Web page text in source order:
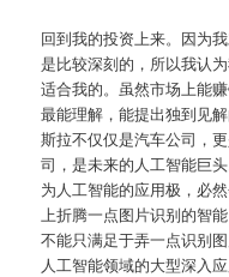
回到我的投资上来。因为
是比较深刻的，所以我认
适合我的。虽然市场上能
最能理解，能提出独到见
斯拉不仅仅是汽车公司，
司，是未来的人工智能巨
为人工智能的应用极，必
上折腾一点图片识别的智
不能只满足于弄一点识别
人工智能领域的大型深入应